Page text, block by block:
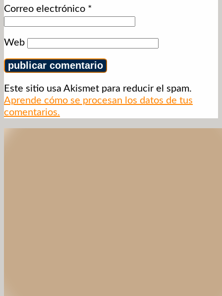
Correo electrónico *
Web
Este sitio usa Akismet para reducir el spam.
Aprende cómo se procesan los datos de tus
comentarios.